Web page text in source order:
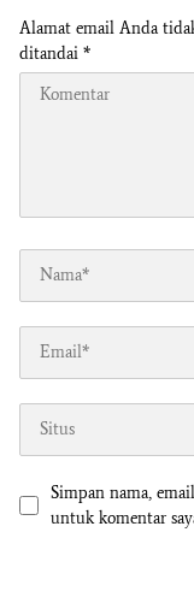
Alamat email Anda
ditandai *
Simpan nama,
untuk komentar